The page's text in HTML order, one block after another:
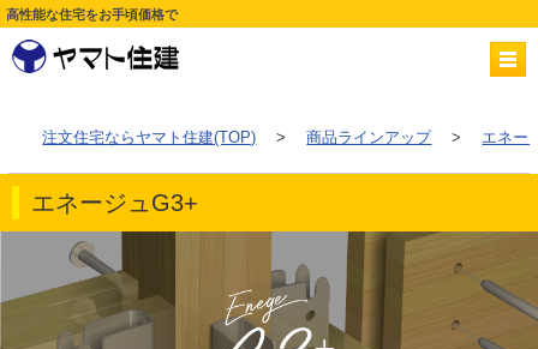
高性能な住宅をお手頃価格で
注文住宅ならヤマト住建(TOP) > 商品ラインアップ > エネー
エネージュG3+